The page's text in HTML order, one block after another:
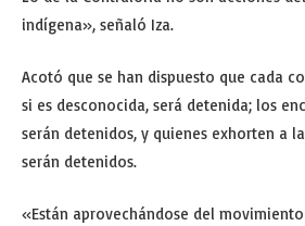
indígena», señaló Iza.
Acotó que se han dispuesto que cada
si es desconocida, será detenida; los
serán detenidos, y quienes exhorten a
serán detenidos.
«Están aprovechándose del